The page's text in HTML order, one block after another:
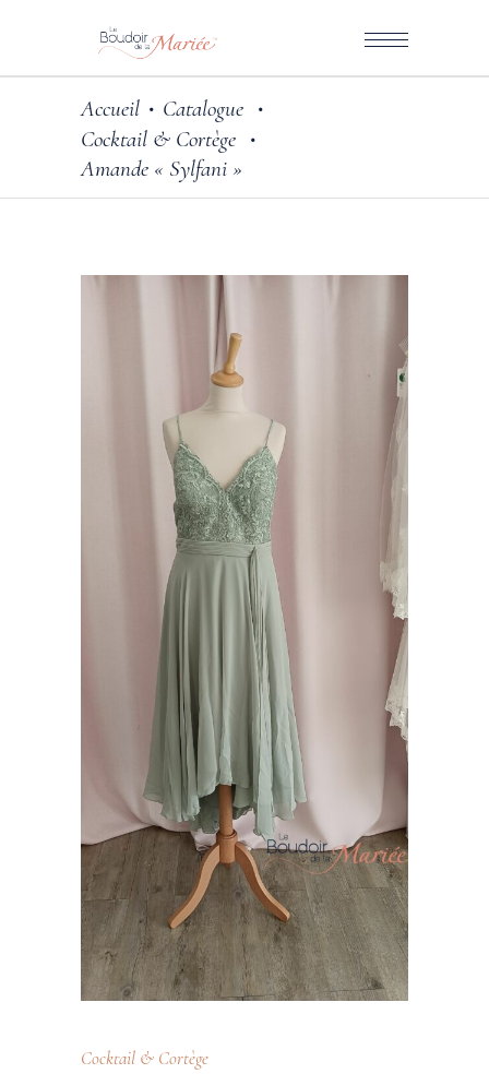
Accueil • Catalogue •
Cocktail & Cortège •
Amande « Sylfani »
Cocktail & Cortège